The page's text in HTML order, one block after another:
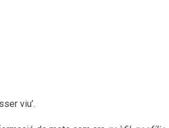
viu’.